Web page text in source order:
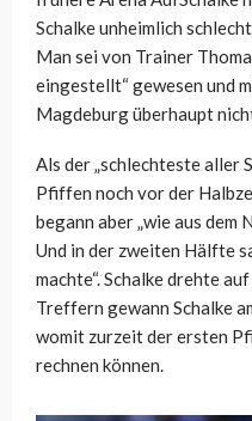
Schalke unheimlich
Man sei von Trainer
eingestellt“ gewesen und
Magdeburg überhaupt
Als der „schlechteste aller
Pfiffen noch vor der
begann aber „wie aus dem
Und in der zweiten Hälfte
machte“. Schalke drehte
Treffern gewann Schalke
womit zurzeit der ersten
rechnen können.